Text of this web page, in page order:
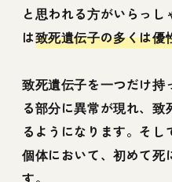
と思われる方がいらっ
は致死遺伝子の多くは優
致死遺伝子を一つだけ持
る部分に異常が現れ、
るようになります。そ
個体において、初めて死
す。